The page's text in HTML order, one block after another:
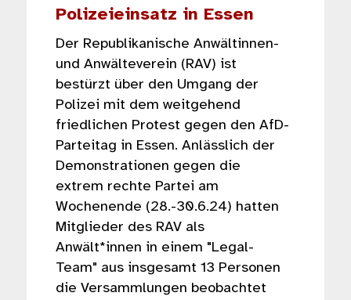
Polizeieinsatz in Essen
Der Republikanische Anwältinnen-
und Anwälteverein (RAV) ist
bestürzt über den Umgang der
Polizei mit dem weitgehend
friedlichen Protest gegen den AfD-
Parteitag in Essen. Anlässlich der
Demonstrationen gegen die
extrem rechte Partei am
Wochenende (28.-30.6.24) hatten
Mitglieder des RAV als
Anwält*innen in einem "Legal-
Team" aus insgesamt 13 Personen
die Versammlungen beobachtet